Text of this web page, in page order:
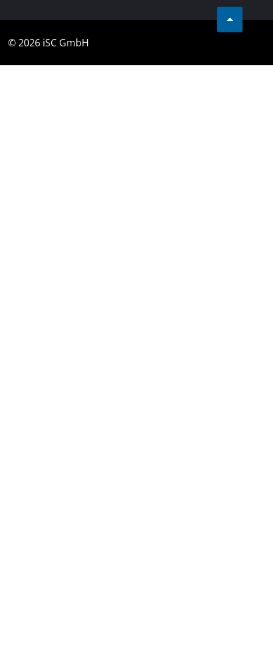
© 2026 iSC GmbH